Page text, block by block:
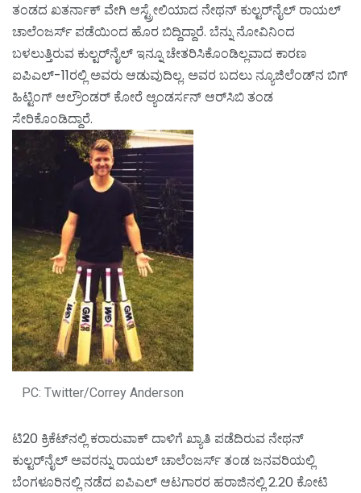
ತಂಡದ ಖತರ್ನಾಕ್ ವೇಗಿ ಆಸ್ಟ್ರೇಲಿಯಾದ ನೇಥನ್ ಕುಲ್ಟರ್‌ನೈಲ್ ರಾಯಲ್
ಚಾಲೆಂಜರ್ಸ್ ಪಡೆಯಿಂದ ಹೊರ ಬಿದ್ದಿದ್ದಾರೆ. ಬೆನ್ನು ನೋವಿನಿಂದ
ಬಳಲುತ್ತಿರುವ ಕುಲ್ಟರ್‌ನೈಲ್ ಇನ್ನೂ ಚೇತರಿಸಿಕೊಂಡಿಲ್ಲವಾದ ಕಾರಣ
ಐಪಿಎಲ್-11ರಲ್ಲಿ ಅವರು ಆಡುವುದಿಲ್ಲ. ಅವರ ಬದಲು ನ್ಯೂಜಿಲೆಂಡ್‌ನ ಬಿಗ್
ಹಿಟ್ಟಿಂಗ್ ಆಲ್ರೌಂಡರ್ ಕೋರೆ ಆ್ಯಂಡರ್ಸನ್ ಆರ್‌ಸಿಬಿ ತಂಡ
ಸೇರಿಕೊಂಡಿದ್ದಾರೆ.
PC: Twitter/Correy Anderson
ಟಿ20 ಕ್ರಿಕೆಟ್‌ನಲ್ಲಿ ಕರಾರುವಾಕ್ ದಾಳಿಗೆ ಖ್ಯಾತಿ ಪಡೆದಿರುವ ನೇಥನ್
ಕುಲ್ಟರ್‌ನೈಲ್ ಅವರನ್ನು ರಾಯಲ್ ಚಾಲೆಂಜರ್ಸ್ ತಂಡ ಜನವರಿಯಲ್ಲಿ
ಬೆಂಗಳೂರಿನಲ್ಲಿ ನಡೆದ ಐಪಿಎಲ್ ಆಟಗಾರರ ಹರಾಜಿನಲ್ಲಿ 2.20 ಕೋಟಿ